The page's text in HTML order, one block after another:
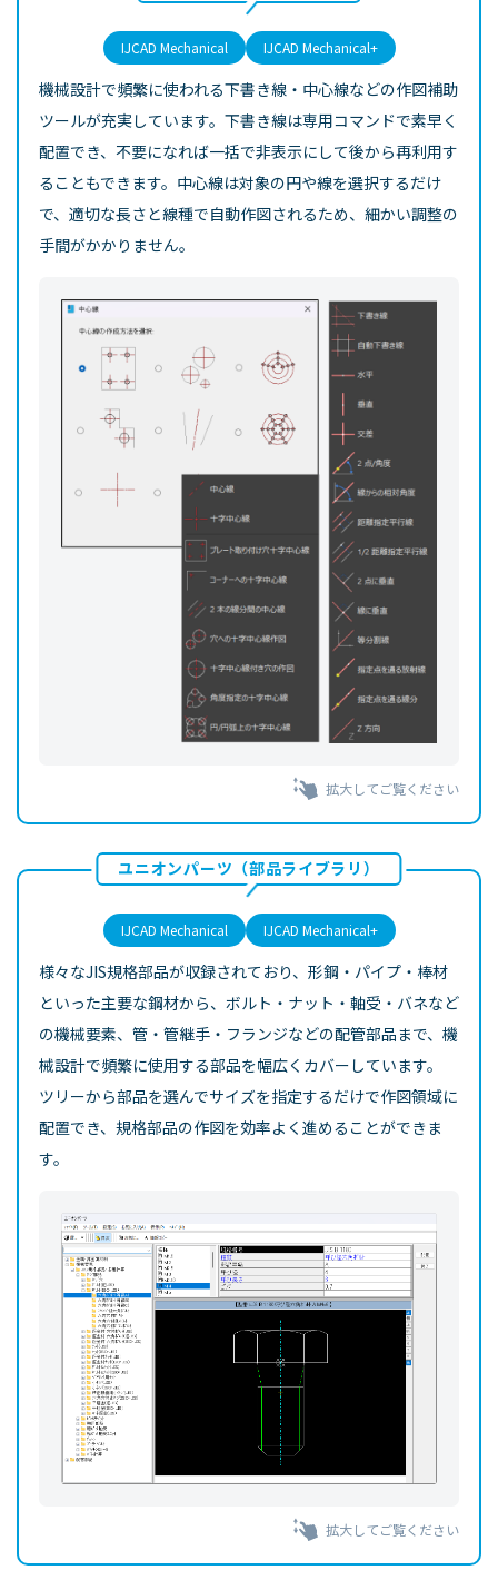
IJCAD Mechanical IJCAD Mechanical+
機械設計で頻繁に使われる下書き線・中心線などの作図補助
ツールが充実しています。下書き線は専用コマンドで素早く
配置でき、不要になれば一括で非表示にして後から再利用す
ることもできます。中心線は対象の円や線を選択するだけ
で、適切な長さと線種で自動作図されるため、細かい調整の
手間がかかりません。
拡大してご覧ください
ユニオンパーツ（部品ライブラリ）
IJCAD Mechanical IJCAD Mechanical+
様々なJIS規格部品が収録されており、形鋼・パイプ・棒材
といった主要な鋼材から、ボルト・ナット・軸受・バネなど
の機械要素、管・管継手・フランジなどの配管部品まで、機
械設計で頻繁に使用する部品を幅広くカバーしています。
ツリーから部品を選んでサイズを指定するだけで作図領域に
配置でき、規格部品の作図を効率よく進めることができま
す。
拡大してご覧ください